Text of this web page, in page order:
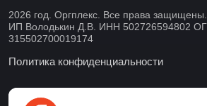
2026 год. Оргплекс. Все права защищены.
ИП Володькин Д.В. ИНН 502726594802
315502700019174
Политика конфиденциальности